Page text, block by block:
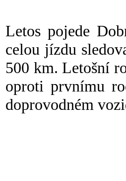
Letos pojede
celou jízdu
500 km. Letošní
oproti prvnímu
doprovodném